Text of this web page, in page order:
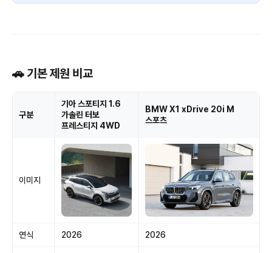
🚗 기본 제원 비교
구분
기아 스포티지 1.6
가솔린 터보
프레스티지 4WD
BMW X1 xDrive 20i M
스포츠
이미지
연식 2026 2026